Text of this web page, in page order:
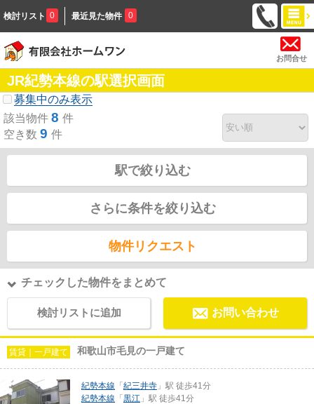
検討リスト 0 最近見た物件 0
お問合せ
JR紀勢本線の駅選択画面
募集中のみ表示
該当物件 8 件
空き数 9 件
駅で絞り込む
さらに条件を絞り込む
物件リクエスト
チェックした物件をまとめて
検討リストに追加 お問い合わせ
賃貸｜一戸建て 和歌山市毛見の一戸建て
紀勢本線 「 紀三井寺 」駅 徒歩41分
紀勢本線 「 黒江 」駅 徒歩41分